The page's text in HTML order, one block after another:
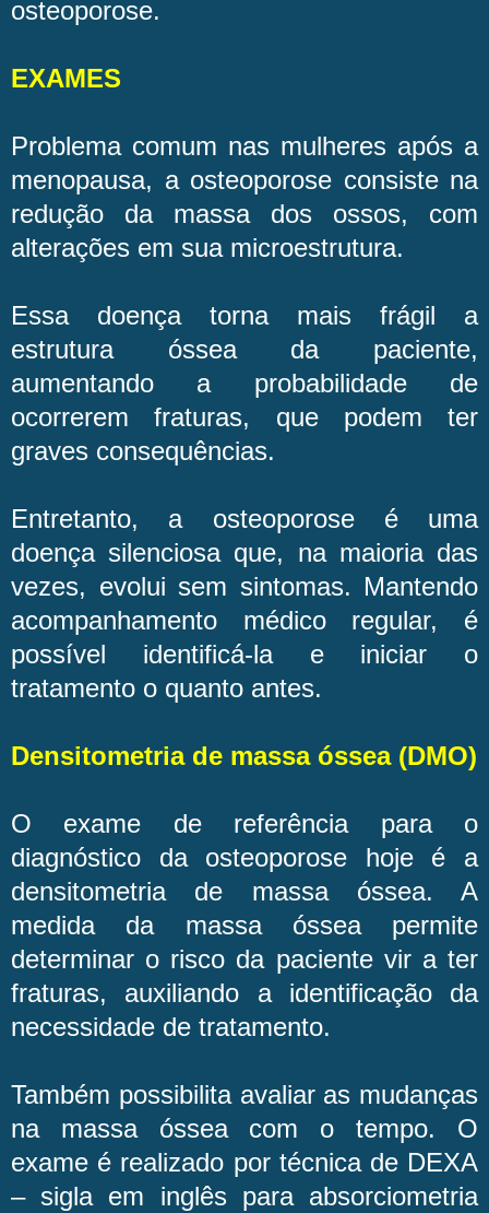
osteoporose.
EXAMES
Problema comum nas mulheres após a
menopausa, a osteoporose consiste na
redução da massa dos ossos, com
alterações em sua microestrutura.
Essa doença torna mais frágil a
estrutura óssea da paciente,
aumentando a probabilidade de
ocorrerem fraturas, que podem ter
graves consequências.
Entretanto, a osteoporose é uma
doença silenciosa que, na maioria das
vezes, evolui sem sintomas. Mantendo
acompanhamento médico regular, é
possível identificá-la e iniciar o
tratamento o quanto antes.
Densitometria de massa óssea (DMO)
O exame de referência para o
diagnóstico da osteoporose hoje é a
densitometria de massa óssea. A
medida da massa óssea permite
determinar o risco da paciente vir a ter
fraturas, auxiliando a identificação da
necessidade de tratamento.
Também possibilita avaliar as mudanças
na massa óssea com o tempo. O
exame é realizado por técnica de DEXA
– sigla em inglês para absorciometria